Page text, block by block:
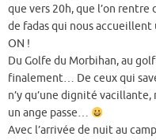
que vers 20h, que l’on
de fadas qui nous accueillent
ON !
Du Golfe du Morbihan, au
finalement… De ceux qui
n’y qu’une dignité
un ange passe…
Avec l’arrivée de nuit au